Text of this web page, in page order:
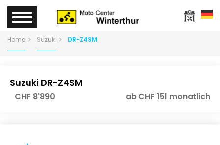
Home Suzuki DR-Z4SM
Suzuki DR-Z4SM
CHF 8'890 ab CHF 151 monatlich